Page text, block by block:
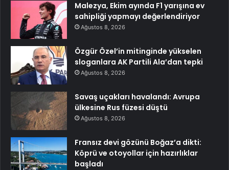
Malezya, Ekim ayında F1 yarışına ev
sahipliği yapmayı değerlendiriyor
Ağustos 8, 2026
Özgür Özel’in mitinginde yükselen
sloganlara AK Partili Ala’dan tepki
Ağustos 8, 2026
Savaş uçakları havalandı: Avrupa
ülkesine Rus füzesi düştü
Ağustos 8, 2026
Fransız devi gözünü Boğaz’a dikti:
Köprü ve otoyollar için hazırlıklar
başladı